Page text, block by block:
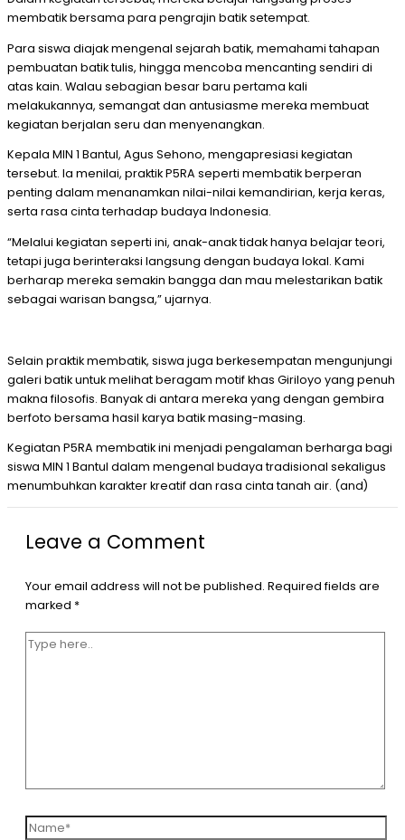
membatik bersama para pengrajin batik setempat.
Para siswa diajak mengenal sejarah batik, memahami tahapan
pembuatan batik tulis, hingga mencoba mencanting sendiri di
atas kain. Walau sebagian besar baru pertama kali
melakukannya, semangat dan antusiasme mereka membuat
kegiatan berjalan seru dan menyenangkan.
Kepala MIN 1 Bantul, Agus Sehono, mengapresiasi kegiatan
tersebut. Ia menilai, praktik P5RA seperti membatik berperan
penting dalam menanamkan nilai-nilai kemandirian, kerja keras,
serta rasa cinta terhadap budaya Indonesia.
“Melalui kegiatan seperti ini, anak-anak tidak hanya belajar teori,
tetapi juga berinteraksi langsung dengan budaya lokal. Kami
berharap mereka semakin bangga dan mau melestarikan batik
sebagai warisan bangsa,” ujarnya.
Selain praktik membatik, siswa juga berkesempatan mengunjungi
galeri batik untuk melihat beragam motif khas Giriloyo yang penuh
makna filosofis. Banyak di antara mereka yang dengan gembira
berfoto bersama hasil karya batik masing-masing.
Kegiatan P5RA membatik ini menjadi pengalaman berharga bagi
siswa MIN 1 Bantul dalam mengenal budaya tradisional sekaligus
menumbuhkan karakter kreatif dan rasa cinta tanah air. (and)
Leave a Comment
Your email address will not be published. Required fields are
marked *